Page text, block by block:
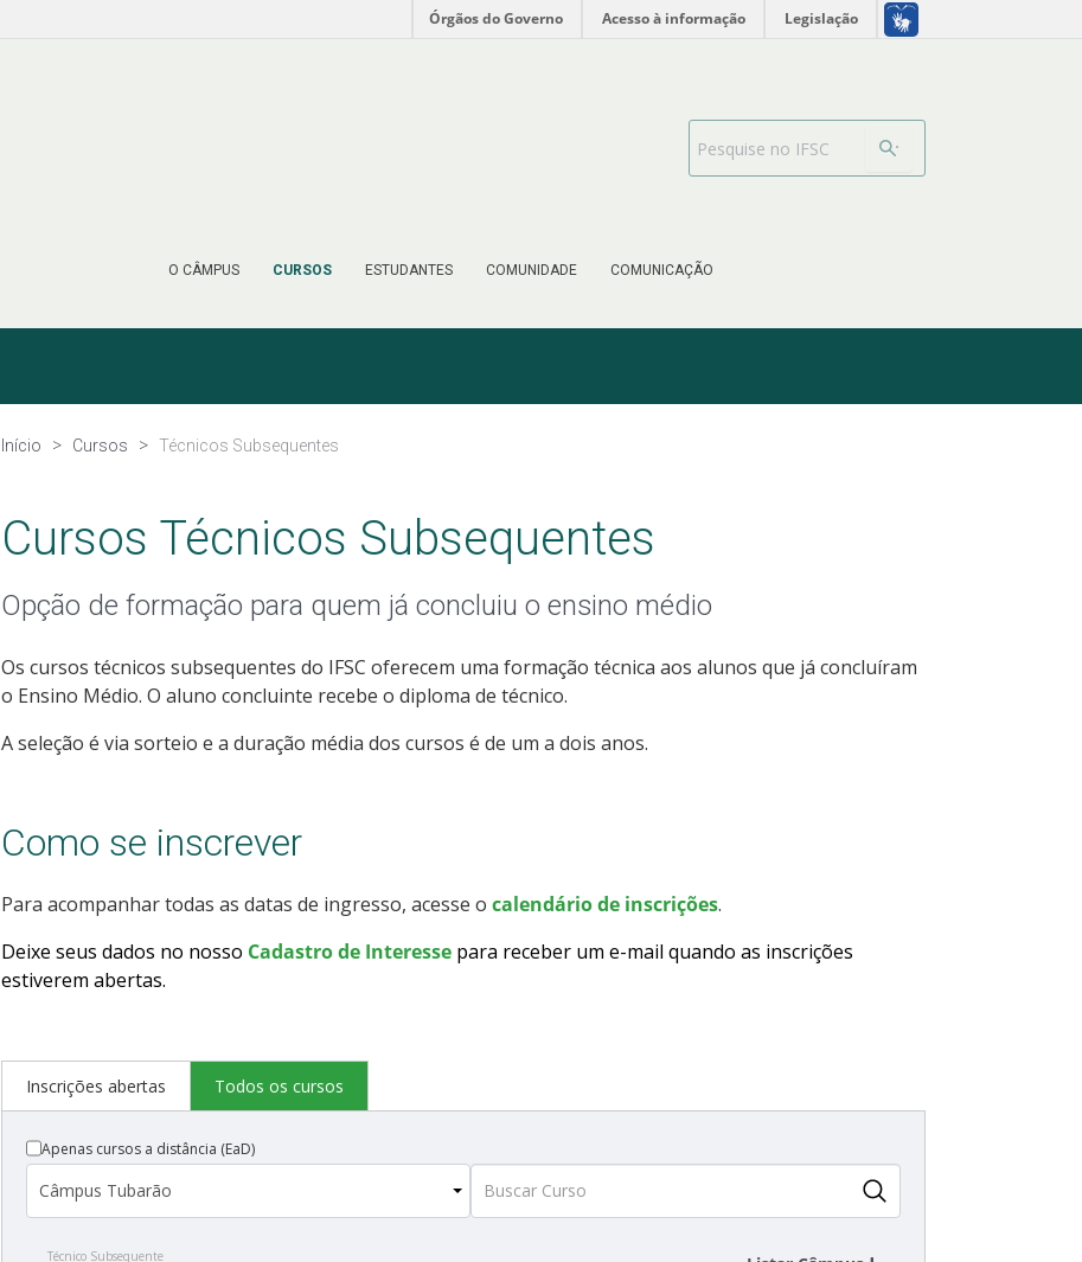
Órgãos do Governo Acesso à informação Legislação
O CÂMPUS CURSOS ESTUDANTES COMUNIDADE COMUNICAÇÃO
Barra de busca
Início Cursos Técnicos Subsequentes
Cursos Técnicos Subsequentes
Opção de formação para quem já concluiu o ensino médio
Os cursos técnicos subsequentes do IFSC oferecem uma formação técnica aos alunos que já concluíram
o Ensino Médio. O aluno concluinte recebe o diploma de técnico.
A seleção é via sorteio e a duração média dos cursos é de um a dois anos.
Como se inscrever
Para acompanhar todas as datas de ingresso, acesse o calendário de inscrições.
Deixe seus dados no nosso Cadastro de Interesse para receber um e-mail quando as inscrições
estiverem abertas.
Inscrições abertas Todos os cursos
Apenas cursos a distância (EaD)
Técnico Subsequente